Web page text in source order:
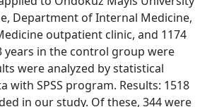
Department of Internal Medicine,
outpatient clinic, and 1174
years in the control group were
were analyzed by statistical
with SPSS program. Results: 1518
in our study. Of these, 344 were